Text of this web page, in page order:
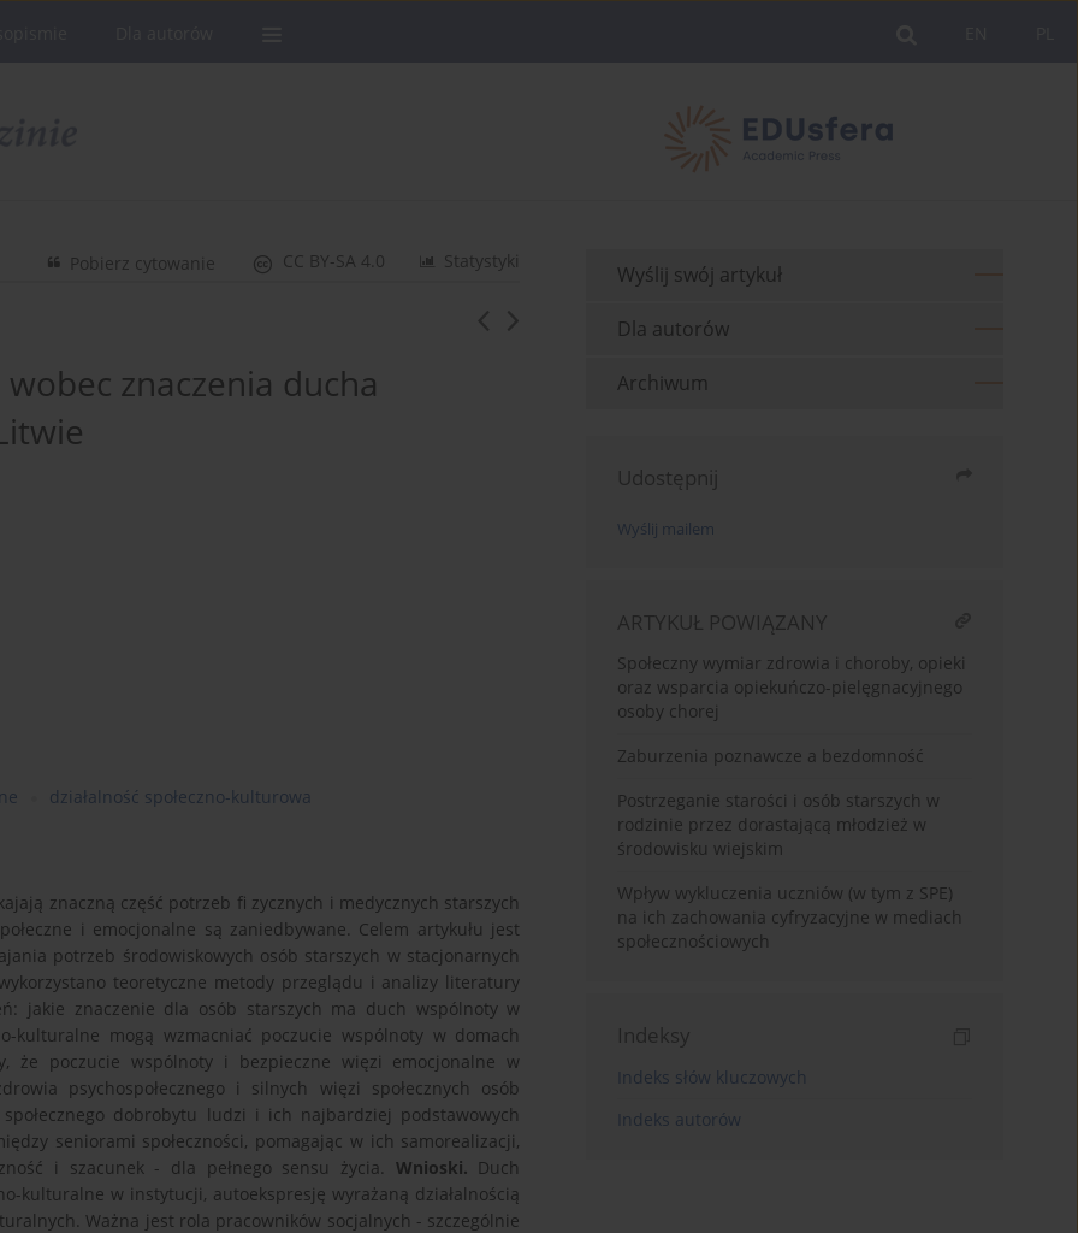
Statystyki
CC BY-SA 4.0
Pobierz cytowanie
znaczenia ducha
działalność społeczno-kulturowa
znaczną część potrzeb fi zycznych i medycznych starszych
i emocjonalne są zaniedbywane. Celem artykułu jest
potrzeb środowiskowych osób starszych w stacjonarnych
teoretyczne metody przeglądu i analizy literatury
jakie znaczenie dla osób starszych ma duch wspólnoty w
kulturalne mogą wzmacniać poczucie wspólnoty w domach
że poczucie wspólnoty i bezpieczne więzi emocjonalne w
psychospołecznego i silnych więzi społecznych osób
dobrobytu ludzi i ich najbardziej podstawowych
seniorami społeczności, pomagając w ich samorealizacji,
i szacunek - dla pełnego sensu życia. Wnioski. Duch
kulturalne w instytucji, autoekspresję wyrażaną działalnością
Ważna jest rola pracowników socjalnych - szczególnie
Wyślij swój artykuł
Dla autorów
Archiwum
Udostępnij
Wyślij mailem
ARTYKUŁ POWIĄZANY
Społeczny wymiar zdrowia i choroby, opieki
oraz wsparcia opiekuńczo-pielęgnacyjnego
osoby chorej
Zaburzenia poznawcze a bezdomność
Postrzeganie starości i osób starszych w
rodzinie przez dorastającą młodzież w
środowisku wiejskim
Wpływ wykluczenia uczniów (w tym z SPE)
na ich zachowania cyfryzacyjne w mediach
społecznościowych
Indeksy
Indeks słów kluczowych
Indeks autorów